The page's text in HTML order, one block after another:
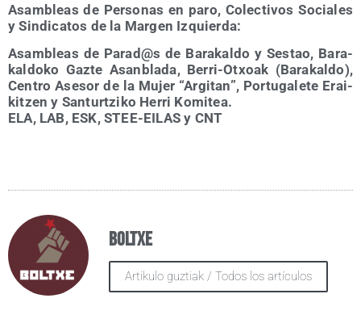
Asam­bleas de Per­so­nas en paro, Colec­ti­vos Socia­les
y Sin­di­ca­tos de la Mar­gen Izquierda:
Asam­bleas de Parad@s de Bara­kal­do y Ses­tao, Bara­
kal­do­ko Gaz­te Asan­bla­da, Berri-Otxoak (Bara­kal­do),
Cen­tro Ase­sor de la Mujer “Argi­tan”, Por­tu­ga­le­te Erai­
kitzen y San­tur­tzi­ko Herri Komitea.
ELA, LAB, ESK, STEE-EILAS y CNT
Boltxe
Artikulo guztiak / Todos los artículos